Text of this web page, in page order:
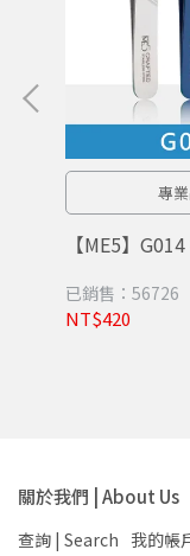
專
【ME5】
已銷售：56726
NT$420
關於我們 | About Us
查詢 | Search 我的帳